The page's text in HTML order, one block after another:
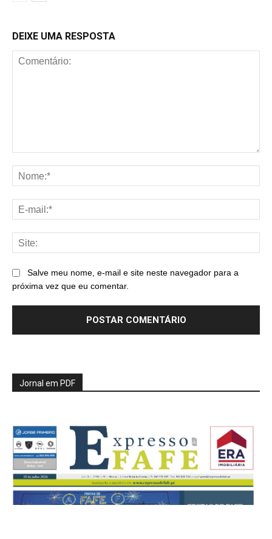
DEIXE UMA RESPOSTA
Salve meu nome, e-mail e site neste navegador para a
próxima vez que eu comentar.
Jornal em PDF